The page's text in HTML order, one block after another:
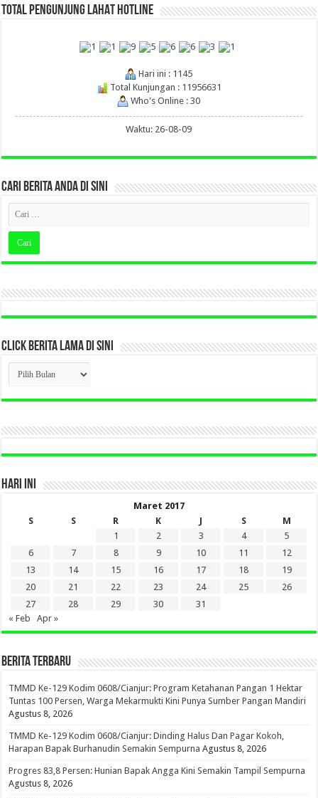
TOTAL PENGUNJUNG LAHAT HOTLINE
Hari ini : 1145
Total Kunjungan : 11956631
Who's Online : 30
Waktu: 26-08-09
CARI BERITA ANDA DI SINI
CLICK BERITA LAMA DI SINI
CLICK
BERITA
LAMA
DI
HARI INI
Maret 2017
S
S R K J S
M
1
2 3 4
5
6
7 8 9 10 11
12
13
14 15 16 17 18
19
20
21 22 23 24 25
26
27
28 29 30
31
« Feb
Apr »
BERITA TERBARU
TMMD Ke-129 Kodim 0608/Cianjur: Program Ketahanan Pangan 1 Hektar
Tuntas 100 Persen, Warga Mekarmukti Kini Punya Sumber Pangan Mandiri
Agustus 8, 2026
TMMD Ke-129 Kodim 0608/Cianjur: Dinding Halus Dan Pagar Kokoh,
Harapan Bapak Burhanudin Semakin Sempurna Agustus 8, 2026
Progres 83,8 Persen: Hunian Bapak Angga Kini Semakin Tampil Sempurna
Agustus 8, 2026